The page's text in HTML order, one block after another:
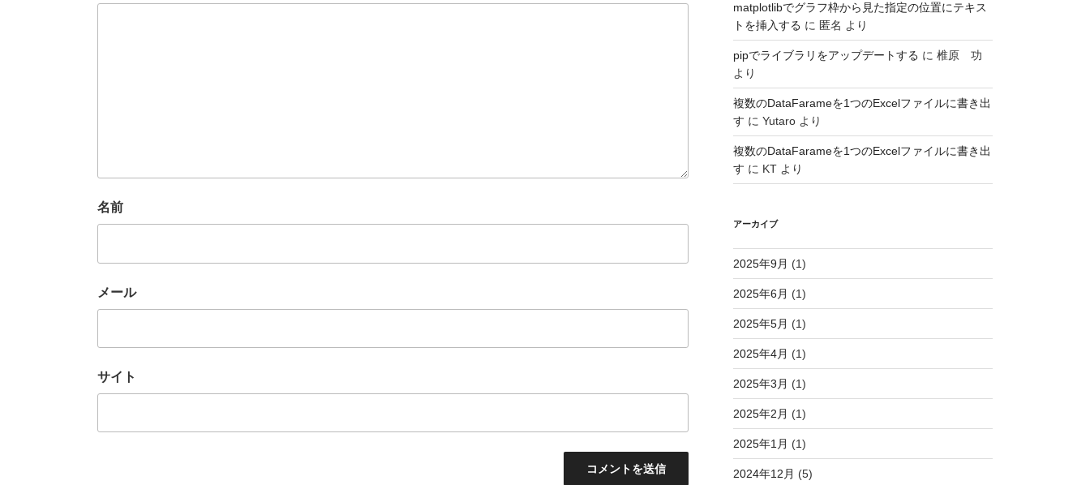
名前
メール
サイト
matplotlibでグラフ枠から見た指定の位置にテキス
トを挿入する に 匿名 より
pipでライブラリをアップデートする に 椎原 功
より
複数のDataFarameを1つのExcelファイルに書き出
す に Yutaroより
複数のDataFarameを1つのExcelファイルに書き出
す に KTより
アーカイブ
2025年9月 (1)
2025年6月 (1)
2025年5月 (1)
2025年4月 (1)
2025年3月 (1)
2025年2月 (1)
2025年1月 (1)
2024年12月 (5)